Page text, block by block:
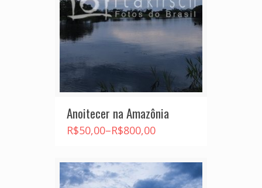
Anoitecer na Amazônia
R$50,00–R$800,00